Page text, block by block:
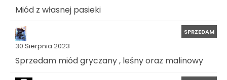
Miód z własnej pasieki
30 Sierpnia 2023
SPRZEDAM
Sprzedam miód gryczany , leśny oraz malinowy